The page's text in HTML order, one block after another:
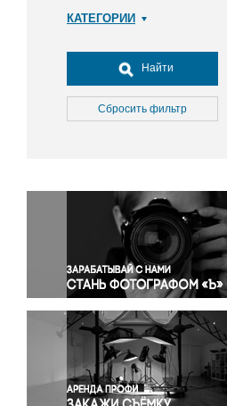
КАТЕГОРИИ
Досуг, туризм и отдых
Культура
Медицина
Окружающая среда
Политика
Правосудие
Происшествия и конфликты
Религия
Светская жизнь
Спорт
Экология
Экономика и бизнес
Найти
Сбросить фильтр